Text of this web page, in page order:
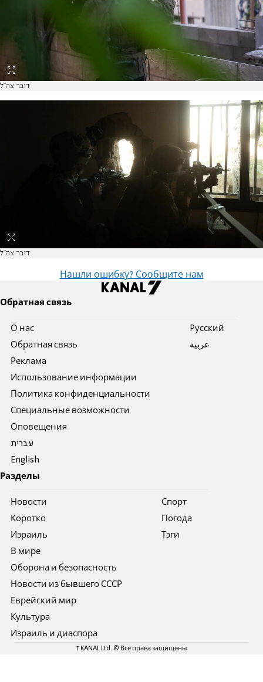
דובר צה"ל
דובר צה"ל
Нашли ошибку? Сообщите нам
Обратная связь
О нас
Обратная связь
Реклама
Использование информации
Политика конфиденциальности
Специальные возможности
Оповещения
עברית
English
Pусский
عربية
Разделы
Новости
Коротко
Израиль
В мире
Оборона и безопасность
Новости из бывшего СССР
Еврейский мир
Культура
Израиль и диаспора
Спорт
Погода
Тэги
7 KANAL Ltd. © Все права защищены